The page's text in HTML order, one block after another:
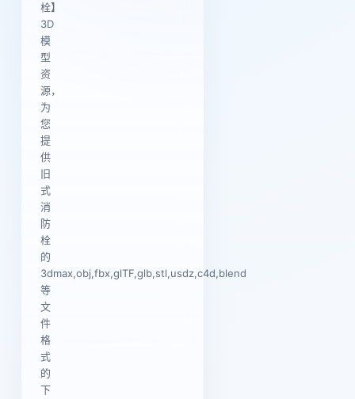
栓】
3D
模
型
资
源，
为
您
提
供
旧
式
消
防
栓
的
3dmax,obj,fbx,glTF,glb,stl,usdz,c4d,blend
等
文
件
格
式
的
下